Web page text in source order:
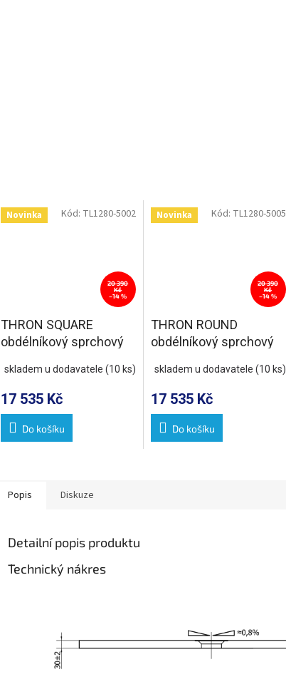
Novinka
20 390
Kč
–14 %
THRON SQUARE
obdélníkový sprchový
hranaté pojezdy
skladem u dodavatele (10 ks)
17 535 Kč
Do košíku
Kód: TL1280-5002 Novinka
20 390
Kč
–14 %
THRON ROUND
obdélníkový sprchový
kulaté pojezdy
skladem u dodavatele (10 ks)
17 535 Kč
Do košíku
Kód: TL1280-5005
Popis Diskuze
Detailní popis produktu
Technický nákres